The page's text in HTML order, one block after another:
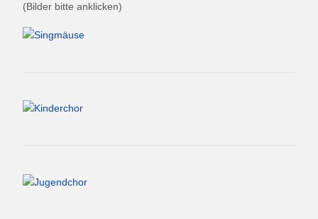
(Bilder bitte anklicken)